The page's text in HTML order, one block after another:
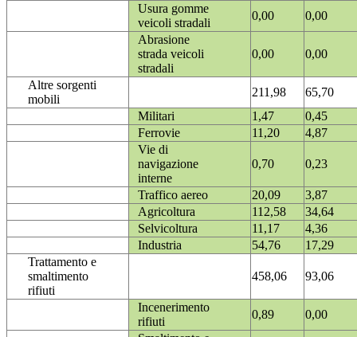
Usura gomme
veicoli stradali
0,00
0,00
Abrasione
strada veicoli
stradali
0,00 0,00
Altre sorgenti
mobili
211,98
65,70
Militari
1,47
0,45
Ferrovie
11,20
4,87
Vie di
navigazione
interne
0,70 0,23
Traffico aereo 20,09
3,87
Agricoltura
112,58
34,64
Selvicoltura
11,17
4,36
Industria
54,76
17,29
Trattamento e
smaltimento
rifiuti
458,06 93,06
Incenerimento
rifiuti
0,89
0,00